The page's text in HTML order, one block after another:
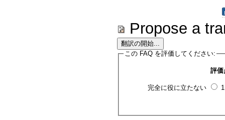
Propose a
この FAQ を評価してください:
評価
完全に役に立たない